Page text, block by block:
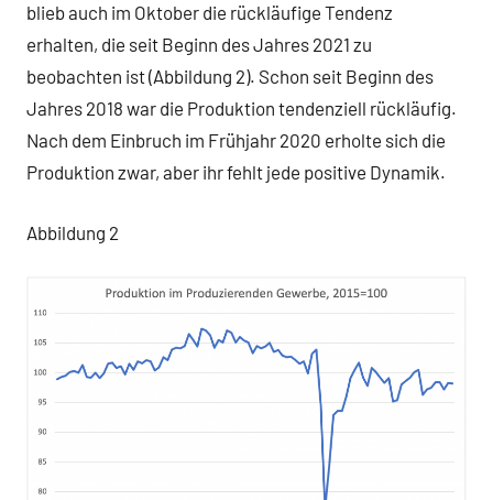
blieb auch im Oktober die rückläufige Tendenz
erhalten, die seit Beginn des Jahres 2021 zu
beobachten ist (Abbildung 2). Schon seit Beginn des
Jahres 2018 war die Produktion tendenziell rückläufig.
Nach dem Einbruch im Frühjahr 2020 erholte sich die
Produktion zwar, aber ihr fehlt jede positive Dynamik.
Abbildung 2